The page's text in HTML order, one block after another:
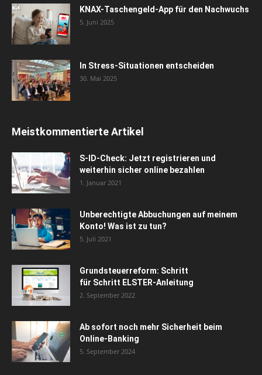
KNAX-Taschengeld-App für den Nachwuchs
5. Juni 2025
In Stress-Situationen entscheiden
30. Mai 2025
Meistkommentierte Artikel
S-ID-Check: Jetzt registrieren und
weiterhin sicher online bezahlen
1. Januar 2021
Unberechtigte Abbuchungen auf meinem
Konto! Was ist zu tun?
5. Juli 2021
Grundsteuerreform: Schritt
für Schritt ELSTER-Anleitung
2. September 2022
Ab sofort noch mehr Sicherheit beim
Online-Banking
5. September 2024